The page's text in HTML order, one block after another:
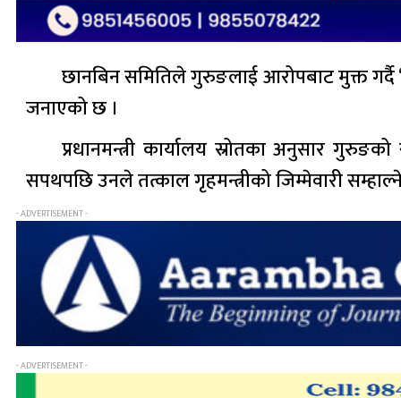
छानबिन समितिले गुरुङलाई आरोपबाट मुक्त गर्दै
जनाएको छ ।
प्रधानमन्त्री कार्यालय स्रोतका अनुसार
सपथपछि उनले तत्काल गृहमन्त्रीको जिम्मेवारी
- ADVERTISEMENT -
- ADVERTISEMENT -